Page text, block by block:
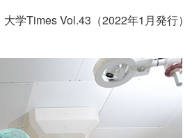
大学Times Vol.43（2022年1月発行）